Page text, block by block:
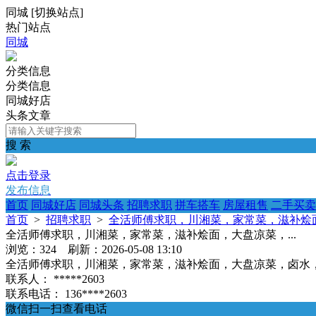
同城 [切换站点]
热门站点
同城
分类信息
分类信息
同城好店
头条文章
搜 索
点击登录
发布信息
首页 同城好店 同城头条 招聘求职 拼车搭车 房屋租售 二手买卖
首页 > 招聘求职 > 全活师傅求职，川湘菜，家常菜，滋补烩
全活师傅求职，川湘菜，家常菜，滋补烩面，大盘凉菜，...
浏览：324 刷新：2026-05-08 13:10
全活师傅求职，川湘菜，家常菜，滋补烩面，大盘凉菜，卤
联系人：
*****2603
联系电话：
136****2603
微信扫一扫查看电话